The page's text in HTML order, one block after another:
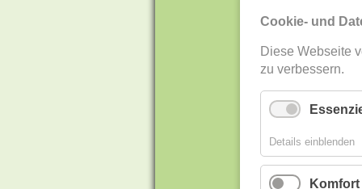
Cookie- und
Diese Webseite
zu verbessern.
Details einblenden
Komfort